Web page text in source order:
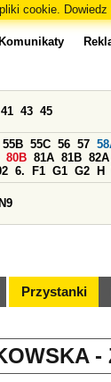
cookie. Dowiedz
Komunikaty
41 43 45
55B 55C 56 57
80B 81A 81B 82A
6. F1 G1 G2 H
N9
Przystanki
-